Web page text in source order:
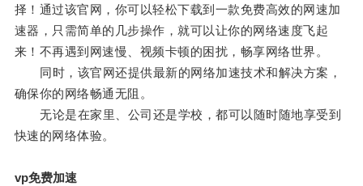
择！通过该官网，你可以轻松下载到一款免费高效的网速加
速器，只需简单的几步操作，就可以让你的网络速度飞起
来！不再遇到网速慢、视频卡顿的困扰，畅享网络世界。
同时，该官网还提供最新的网络加速技术和解决方案，
确保你的网络畅通无阻。
无论是在家里、公司还是学校，都可以随时随地享受到
快速的网络体验。
vp免费加速